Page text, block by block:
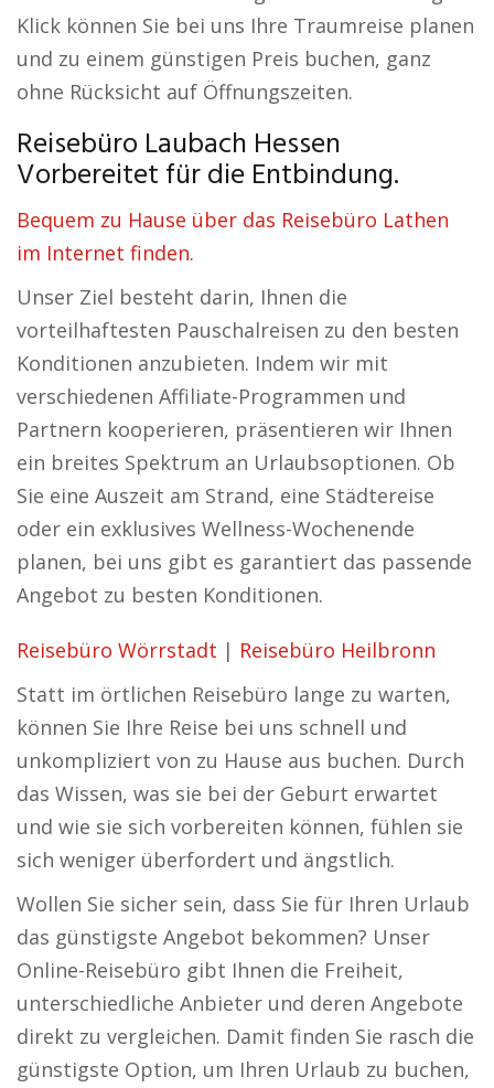
Klick können Sie bei uns Ihre Traumreise planen
und zu einem günstigen Preis buchen, ganz
ohne Rücksicht auf Öffnungszeiten.
Reisebüro Laubach Hessen
Vorbereitet für die Entbindung.
Bequem zu Hause über das Reisebüro Lathen
im Internet finden.
Unser Ziel besteht darin, Ihnen die
vorteilhaftesten Pauschalreisen zu den besten
Konditionen anzubieten. Indem wir mit
verschiedenen Affiliate-Programmen und
Partnern kooperieren, präsentieren wir Ihnen
ein breites Spektrum an Urlaubsoptionen. Ob
Sie eine Auszeit am Strand, eine Städtereise
oder ein exklusives Wellness-Wochenende
planen, bei uns gibt es garantiert das passende
Angebot zu besten Konditionen.
Reisebüro Wörrstadt | Reisebüro Heilbronn
Statt im örtlichen Reisebüro lange zu warten,
können Sie Ihre Reise bei uns schnell und
unkompliziert von zu Hause aus buchen. Durch
das Wissen, was sie bei der Geburt erwartet
und wie sie sich vorbereiten können, fühlen sie
sich weniger überfordert und ängstlich.
Wollen Sie sicher sein, dass Sie für Ihren Urlaub
das günstigste Angebot bekommen? Unser
Online-Reisebüro gibt Ihnen die Freiheit,
unterschiedliche Anbieter und deren Angebote
direkt zu vergleichen. Damit finden Sie rasch die
günstigste Option, um Ihren Urlaub zu buchen,